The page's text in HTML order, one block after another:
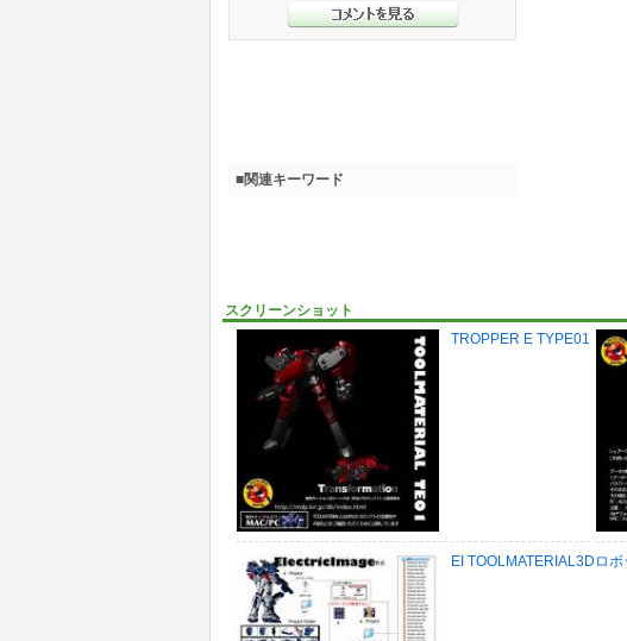
スクリーンショット
TROPPER E TYPE01
EI TOOLMATERIAL3Dロ
■関連キーワード